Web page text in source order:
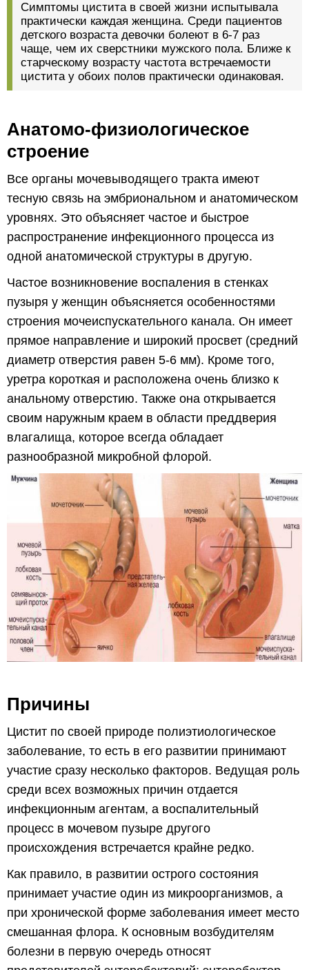
Симптомы цистита в своей жизни испытывала
практически каждая женщина. Среди пациентов
детского возраста девочки болеют в 6-7 раз
чаще, чем их сверстники мужского пола. Ближе к
старческому возрасту частота встречаемости
цистита у обоих полов практически одинаковая.
Анатомо-физиологическое
строение
Все органы мочевыводящего тракта имеют
тесную связь на эмбриональном и анатомическом
уровнях. Это объясняет частое и быстрое
распространение инфекционного процесса из
одной анатомической структуры в другую.
Частое возникновение воспаления в стенках
пузыря у женщин объясняется особенностями
строения мочеиспускательного канала. Он имеет
прямое направление и широкий просвет (средний
диаметр отверстия равен 5-6 мм). Кроме того,
уретра короткая и расположена очень близко к
анальному отверстию. Также она открывается
своим наружным краем в области преддверия
влагалища, которое всегда обладает
разнообразной микробной флорой.
Причины
Цистит по своей природе полиэтиологическое
заболевание, то есть в его развитии принимают
участие сразу несколько факторов. Ведущая роль
среди всех возможных причин отдается
инфекционным агентам, а воспалительный
процесс в мочевом пузыре другого
происхождения встречается крайне редко.
Как правило, в развитии острого состояния
принимает участие один из микроорганизмов, а
при хронической форме заболевания имеет место
смешанная флора. К основным возбудителям
болезни в первую очередь относят